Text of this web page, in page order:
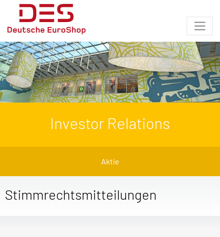
Investor Relations
Aktie
Stimmrechtsmitteilungen